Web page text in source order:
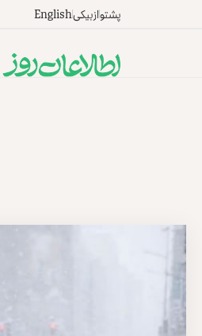
پشتوازبیکیEnglish